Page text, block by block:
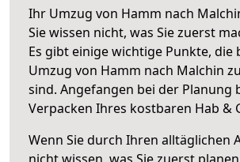
Ihr Umzug von Hamm nach
Sie wissen nicht, was Sie zuerst
Es gibt einige wichtige Punkte, die
Umzug von Hamm nach Malchin
sind. Angefangen bei der Planung
Verpacken Ihres kostbaren Hab &
Wenn Sie durch Ihren alltäglichen